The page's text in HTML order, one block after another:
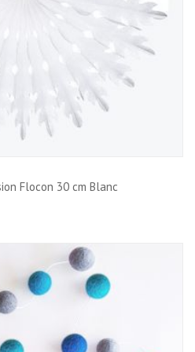
Flocon 30 cm Blanc